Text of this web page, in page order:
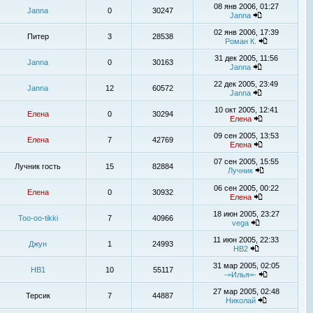
Janna 0 30247
08 янв 2006, 01:27
Janna
Питер 3 28538
02 янв 2006, 17:39
Роман К.
Janna 0 30163
31 дек 2005, 11:56
Janna
Janna 12 60572
22 дек 2005, 23:49
Janna
Елена 0 30294
10 окт 2005, 12:41
Елена
Елена 7 42769
09 сен 2005, 13:53
Елена
Лучник гость 15 82884
07 сен 2005, 15:55
Лучник
Елена 0 30932
06 сен 2005, 00:22
Елена
Too-oo-tikki 7 40966
18 июн 2005, 23:27
vega
Джун 1 24993
11 июн 2005, 22:33
НВ2
НВ1 10 55117
31 мар 2005, 02:05
-=Илья=-
Терсик 7 44887
27 мар 2005, 02:48
Николай